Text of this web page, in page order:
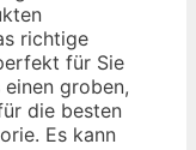
richtige
für Sie
groben,
die besten
Es kann